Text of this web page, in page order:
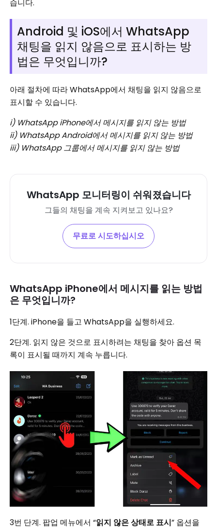
습니다.
Android 및 iOS에서 WhatsApp
채팅을 읽지 않음으로 표시하는 방
법은 무엇입니까?
아래 절차에 따라 WhatsApp에서 채팅을 읽지 않음으로
표시할 수 있습니다.
i) WhatsApp iPhone에서 메시지를 읽지 않는 방법
ii) WhatsApp Android에서 메시지를 읽지 않는 방법
iii) WhatsApp 그룹에서 메시지를 읽지 않는 방법
WhatsApp 모니터링이 쉬워졌습니다
그들의 채팅을 계속 지켜보고 있나요?
무료로 시도하십시오
WhatsApp iPhone에서 메시지를 읽는 방법
은 무엇입니까?
1단계. iPhone을 들고 WhatsApp을 실행하세요.
2단계. 읽지 않은 것으로 표시하려는 채팅을 찾아 옵션 목
록이 표시될 때까지 계속 누릅니다.
3번 단계. 팝업 메뉴에서 “읽지 않은 상태로 표시” 옵션을